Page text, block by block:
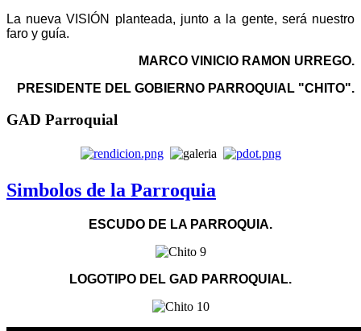
La nueva VISIÓN planteada, junto a la gente, será nuestro
faro y guía.
MARCO VINICIO RAMON URREGO.
PRESIDENTE DEL GOBIERNO PARROQUIAL "CHITO".
GAD Parroquial
Simbolos de la Parroquia
ESCUDO DE LA PARROQUIA.
LOGOTIPO DEL GAD PARROQUIAL.